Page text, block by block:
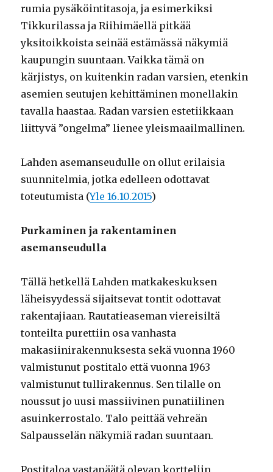
rumia pysäköintitasoja, ja esimerkiksi
Tikkurilassa ja Riihimäellä pitkää
yksitoikkoista seinää estämässä näkymiä
kaupungin suuntaan. Vaikka tämä on
kärjistys, on kuitenkin radan varsien, etenkin
asemien seutujen kehittäminen monellakin
tavalla haastaa. Radan varsien estetiikkaan
liittyvä ”ongelma” lienee yleismaailmallinen.
Lahden asemanseudulle on ollut erilaisia
suunnitelmia, jotka edelleen odottavat
toteutumista (Yle 16.10.2015)
Purkaminen ja rakentaminen
asemanseudulla
Tällä hetkellä Lahden matkakeskuksen
läheisyydessä sijaitsevat tontit odottavat
rakentajiaan. Rautatieaseman viereisiltä
tonteilta purettiin osa vanhasta
makasiinirakennuksesta sekä vuonna 1960
valmistunut postitalo että vuonna 1963
valmistunut tullirakennus. Sen tilalle on
noussut jo uusi massiivinen punatiilinen
asuinkerrostalo. Talo peittää vehreän
Salpausselän näkymiä radan suuntaan.
Postitaloa vastapäätä olevan kortteliin